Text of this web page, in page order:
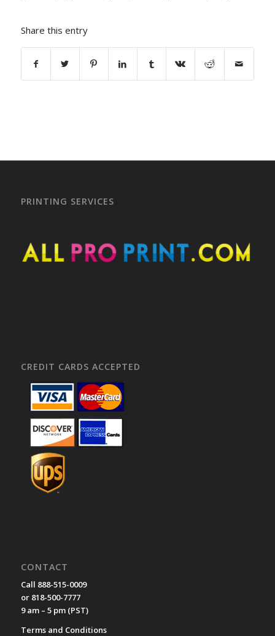
Share this entry
PRINTING SERVICES
CREDIT CARDS ACCEPTED
CONTACT
Call 888-515-0009
or 818-500-7777
9 am – 5 pm (PST)
Terms and Conditions